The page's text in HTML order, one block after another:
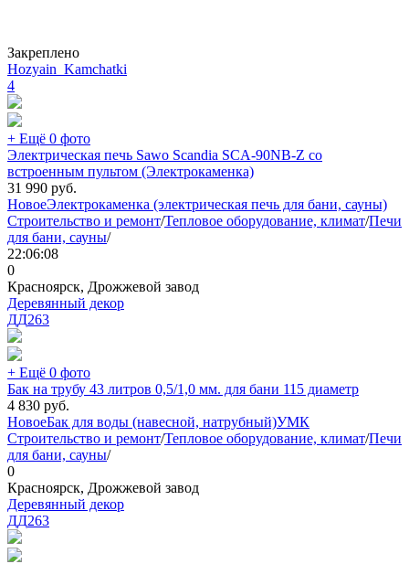
Закреплено
Hozyain_Kamchatki
4
+ Ещё 0 фото
Электрическая печь Sawo Scandia SCA-90NB-Z со
встроенным пультом (Электрокаменка)
31 990 руб.
НовоеЭлектрокаменка (электрическая печь для бани, сауны)
Строительство и ремонт/Тепловое оборудование, климат/Печи
для бани, сауны/
22:06:08
0
Красноярск, Дрожжевой завод
Деревянный декор
ДД263
+ Ещё 0 фото
Бак на трубу 43 литров 0,5/1,0 мм. для бани 115 диаметр
4 830 руб.
НовоеБак для воды (навесной, натрубный)УМК
Строительство и ремонт/Тепловое оборудование, климат/Печи
для бани, сауны/
0
Красноярск, Дрожжевой завод
Деревянный декор
ДД263